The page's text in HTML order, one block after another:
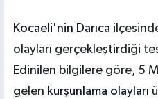
Kocaeli'nin Darıca
olayları gerçekleştirdiği
Edinilen bilgilere göre, 5
gelen kurşunlama olayları